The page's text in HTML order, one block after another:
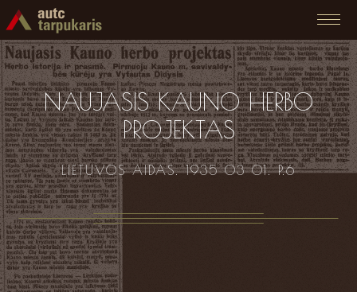
NAUJASIS KAUNO HERBO
PROJEKTAS
LIETUVOS AIDAS. 1935 03 01. P.6